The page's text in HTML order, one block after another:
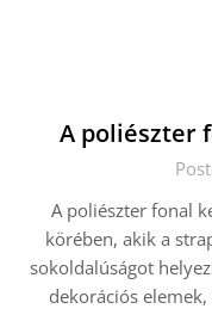
A poliészter
A poliészter fonal
körében, akik a
sokoldalúságot
dekorációs